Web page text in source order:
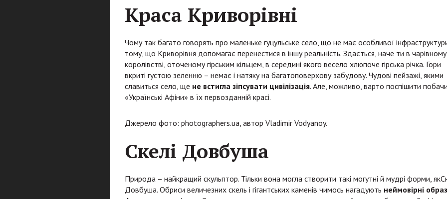
Краса Криворівні
Чому так багато говорять про маленьке гуцульське село, що не має особливої
тому, що Криворівня допомагає перенестися в іншу реальність. Здається, наче ти в чарівному
королівстві, оточеному гірським кільцем, в середині якого весело хлюпоче гірська річка. Гори
вкриті густою зеленню – немає і натяку на багатоповерхову забудову. Чудові пейзажі, якими
славиться село, ще не встигла зіпсувати цивілізація. Але, можливо, варто поспішити
«Українські Афіни» в їх первозданній красі.
Джерело фото: photographers.ua, автор Vladimir Vodyanoy.
Скелі Довбуша
Природа – найкращий скульптор. Тільки вона могла створити такі могутні й мудрі форми,
Довбуша. Обриси величезних скель і гігантських каменів чимось нагадують неймовірні